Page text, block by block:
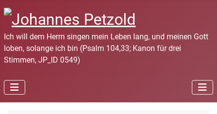
Ich will dem Herrn singen mein Leben lang, und meinen Gott
loben, solange ich bin (Psalm 104,33; Kanon für drei
Stimmen, JP_ID 0549)